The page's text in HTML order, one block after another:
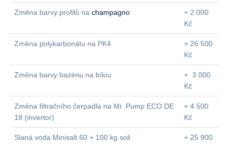
Změna barvy profilů na champagno
+ 2 000
Kč
Změna polykarbonátu na PK4
+ 26 500
Kč
Změna barvy bazénu na bílou
+ 3 000
Kč
Změna filtračního čerpadla na Mr. Pump ECO DE
18 (invertor)
+ 4 500
Kč
Slaná voda Minisalt 60 + 100 kg soli
+ 25 900